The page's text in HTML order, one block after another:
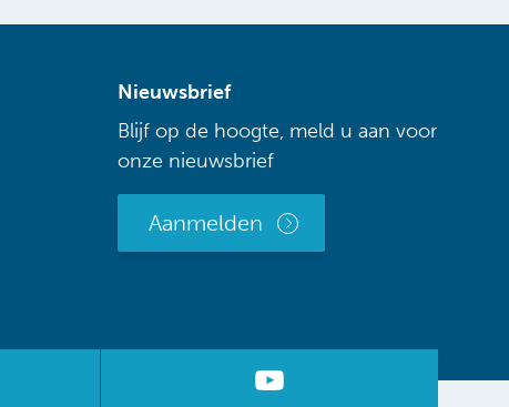
Nieuwsbrief
Blijf op de hoogte, meld u aan voor
onze nieuwsbrief
Aanmelden